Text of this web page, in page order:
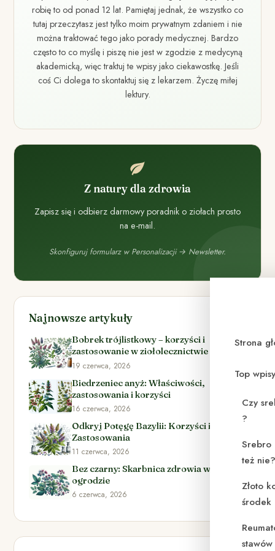
Strona
Top
Czy
?
też
Złoto
środek
robię to od ponad 12 lat. Pamiętaj jednak, że wszystko co
tutaj przeczytasz jest tylko moim prywatnym zdaniem i nie
można traktować tego jako porady medycznej. Bardzo
często to co myślę i piszę nie jest w zgodzie z medycyną
akademicką, więc traktuj te wpisy jako ciekawostkę. Jeśli
coś Ci dolega to skontaktuj się z lekarzem. Życzę miłej
lektury.
Z natury dla zdrowia
Zapisz się i odbierz darmowy poradnik o ziołach prosto
na e-mail.
Skonfiguruj formularz w Personalizacji → Newsletter.
Najnowsze artykuły
Bobrek trójlistkowy – korzyści i
zastosowanie w ziołolecznictwie
19 czerwca, 2026
Biedrzeniec anyż: Właściwości,
zastosowania i korzyści
16 czerwca, 2026
Odkryj Potęgę Bazylii: Korzyści i
Zastosowania
11 czerwca, 2026
Bez czarny: Skarbnica zdrowia w Twoim
ogrodzie
6 czerwca, 2026